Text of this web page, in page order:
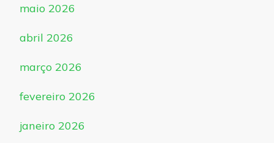
maio 2026
abril 2026
março 2026
fevereiro 2026
janeiro 2026